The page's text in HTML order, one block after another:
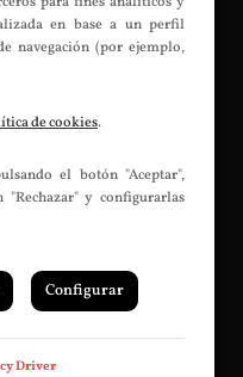
en base a un perfil
navegación (por ejemplo,
de cookies.
el botón "Aceptar",
y configurarlas
Configurar
Driver